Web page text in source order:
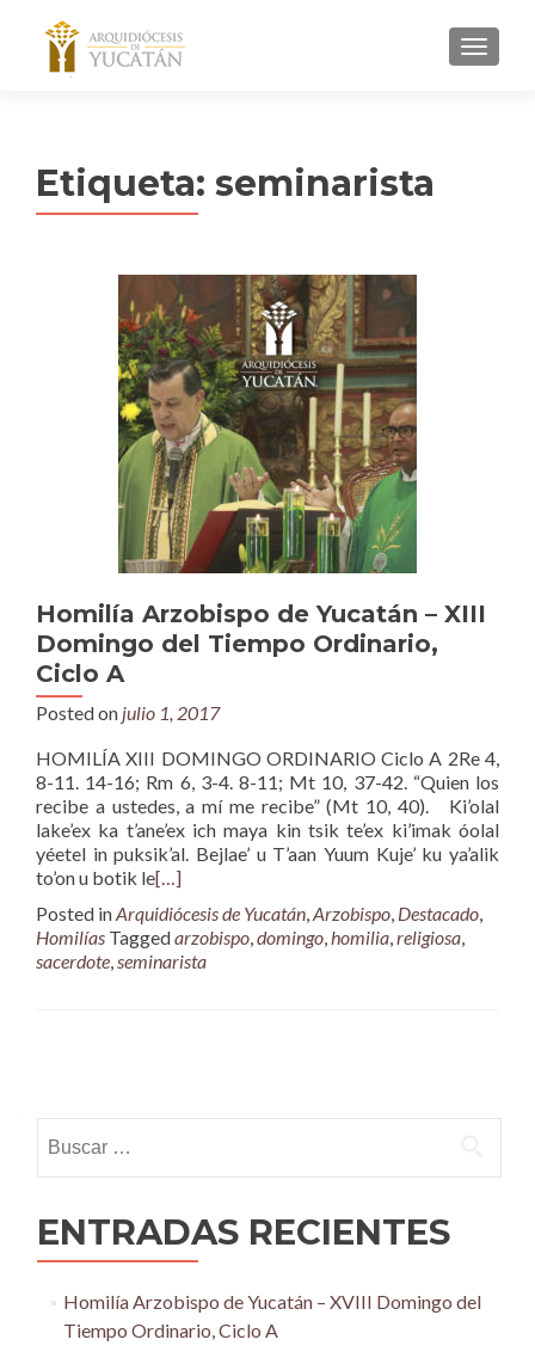
MENU
Etiqueta: seminarista
Homilía Arzobispo de Yucatán – XIII
Domingo del Tiempo Ordinario,
Ciclo A
Posted on julio 1, 2017
HOMILÍA XIII DOMINGO ORDINARIO Ciclo A 2Re 4,
8-11. 14-16; Rm 6, 3-4. 8-11; Mt 10, 37-42. “Quien los
recibe a ustedes, a mí me recibe” (Mt 10, 40). Ki’olal
lake’ex ka t’ane’ex ich maya kin tsik te’ex ki’imak óolal
yéetel in puksik’al. Bejlae’ u T’aan Yuum Kuje’ ku ya’alik
to’on u botik le[…]
Posted inArquidiócesis de Yucatán,Arzobispo, Destacado,
Homilías Taggedarzobispo,domingo,homilia,religiosa,
sacerdote,seminarista
navigation
ENTRADAS RECIENTES
Homilía Arzobispo de Yucatán – XVIII Domingo del
Tiempo Ordinario, Ciclo A